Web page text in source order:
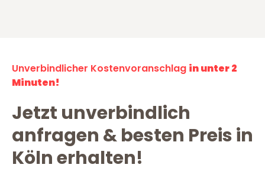
Unverbindlicher Kostenvoranschlag in unter 2
Minuten!
Jetzt unverbindlich
anfragen & besten Preis in
Köln erhalten!